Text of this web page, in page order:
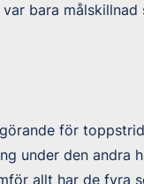
bara målskillnad
för
under den andra
allt har de fyra